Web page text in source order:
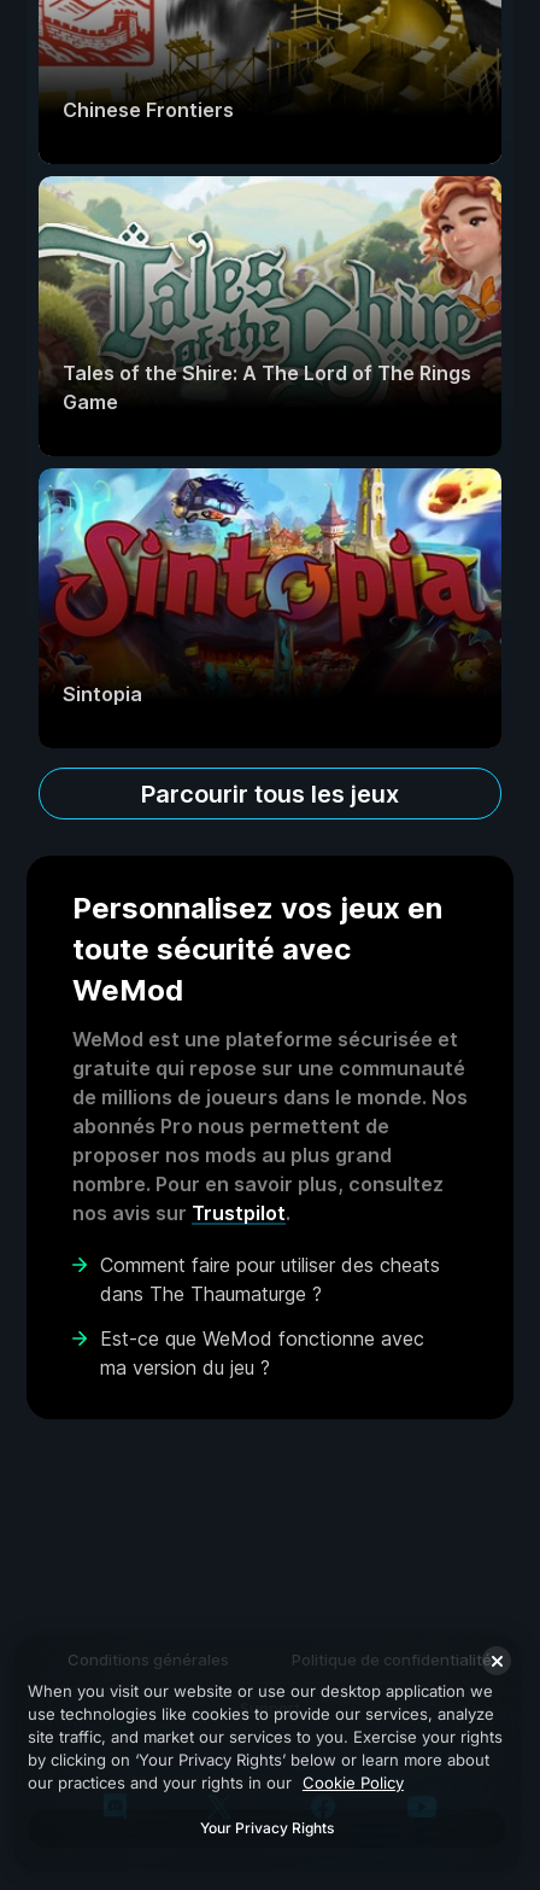
Chinese Frontiers
Tales of the Shire: A The Lord of The Rings
Game
Sintopia
Parcourir tous les jeux
Personnalisez vos jeux en
toute sécurité avec
WeMod
WeMod est une plateforme sécurisée et
gratuite qui repose sur une communauté
de millions de joueurs dans le monde. Nos
abonnés Pro nous permettent de
proposer nos mods au plus grand
nombre. Pour en savoir plus, consultez
nos avis sur Trustpilot.
Comment faire pour utiliser des cheats
dans The Thaumaturge ?
Est-ce que WeMod fonctionne avec
ma version du jeu ?
Conditions générales Politique de confidentialité
Support
When you visit our website or use our desktop application we
use technologies like cookies to provide our services, analyze
site traffic, and market our services to you. Exercise your rights
by clicking on ‘Your Privacy Rights’ below or learn more about
our practices and your rights in our Cookie Policy
Your Privacy Rights